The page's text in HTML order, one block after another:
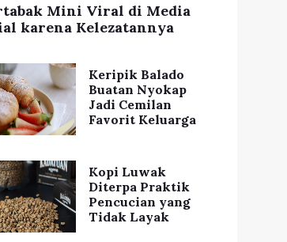
Mini Viral di Media
karena Kelezatannya
Keripik Balado
Buatan Nyokap
Jadi Cemilan
Favorit Keluarga
Kopi Luwak
Diterpa Praktik
Pencucian yang
Tidak Layak